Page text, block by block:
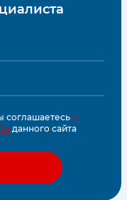
соглашаетесь с
данного сайта